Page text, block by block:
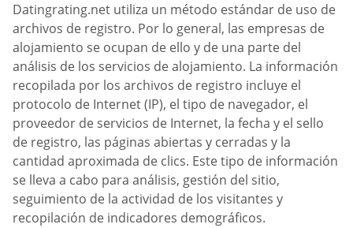
Datingrating.net utiliza un método estándar de uso de
archivos de registro. Por lo general, las empresas de
alojamiento se ocupan de ello y de una parte del
análisis de los servicios de alojamiento. La información
recopilada por los archivos de registro incluye el
protocolo de Internet (IP), el tipo de navegador, el
proveedor de servicios de Internet, la fecha y el sello
de registro, las páginas abiertas y cerradas y la
cantidad aproximada de clics. Este tipo de información
se lleva a cabo para análisis, gestión del sitio,
seguimiento de la actividad de los visitantes y
recopilación de indicadores demográficos.